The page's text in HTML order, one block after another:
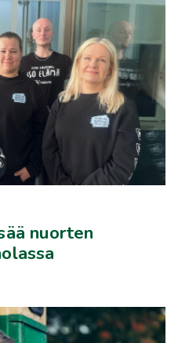
nuorten